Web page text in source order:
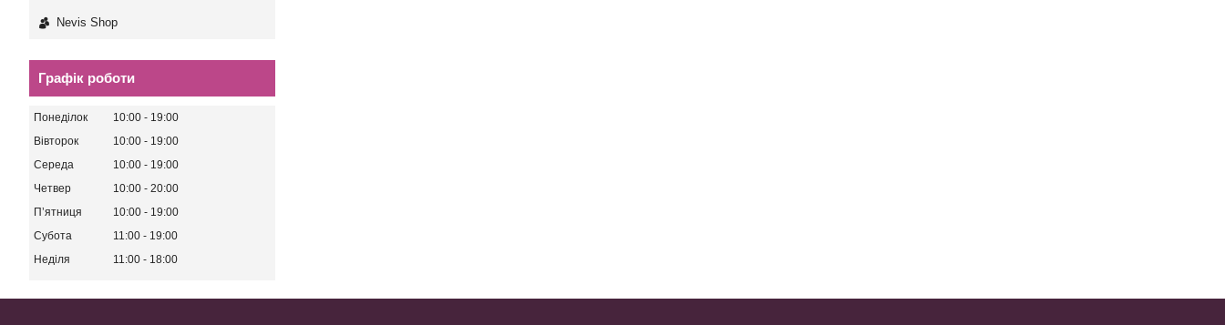
Nevis Shop
Графік роботи
Понеділок 10:00
19:00
Вівторок
10:00
19:00
Середа
10:00
19:00
Четвер
10:00
20:00
Пʼятниця
10:00
19:00
Субота
11:00
19:00
Неділя
11:00 18:00